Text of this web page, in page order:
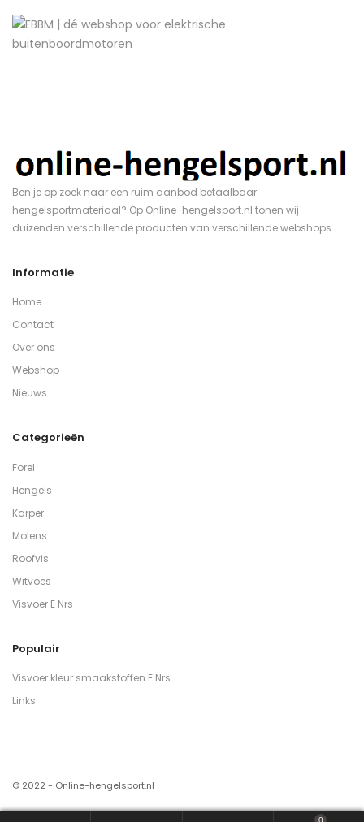
Ben je op zoek naar een ruim aanbod betaalbaar
hengelsportmateriaal? Op Online-hengelsport.nl tonen wij
duizenden verschillende producten van verschillende webshops.
Informatie
Home
Contact
Over ons
Webshop
Nieuws
Categorieën
Forel
Hengels
Karper
Molens
Roofvis
Witvoes
Visvoer E Nrs
Populair
Visvoer kleur smaakstoffen E Nrs
Links
© 2022 - Online-hengelsport.nl
0